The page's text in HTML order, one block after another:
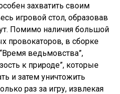
захватить своим
игровой стол, образовав
Помимо наличия большой
провокаторов, в сборке
ведьмовства”,
к природе”, которые
и затем уничтожить
раз за игру, извлекая